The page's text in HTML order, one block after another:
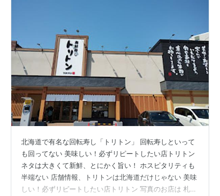
北海道で有名な回転寿し「トリトン」 回転寿しといって
も回ってない 美味しい！必ずリピートしたい店トリトン
ネタは大きくて新鮮、とにかく旨い！ ホスピタリティも
半端ない 店舗情報、トリトンは北海道だけじゃない 美味
しい！必ずリピートしたい店トリトン 写真のお店は 札幌